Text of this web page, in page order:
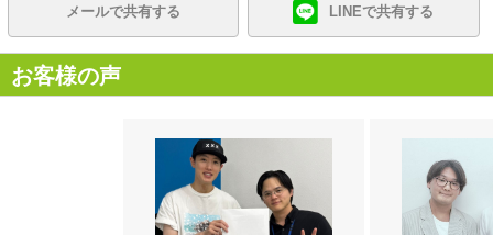
メールで共有する LINEで共有する
お客様の声